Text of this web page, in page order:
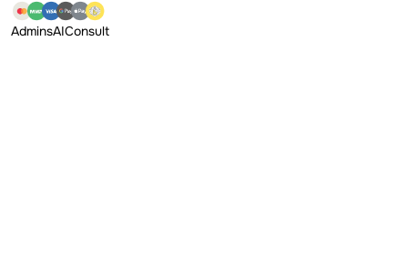
AdminsAIConsult